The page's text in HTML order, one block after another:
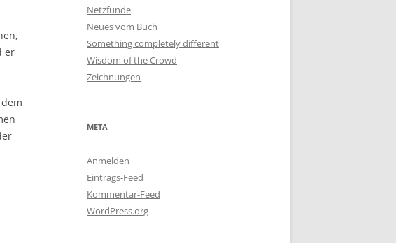
er
Netzfunde
Neues vom Buch
Something completely different
Wisdom of the Crowd
Zeichnungen
META
Anmelden
Eintrags-Feed
Kommentar-Feed
WordPress.org